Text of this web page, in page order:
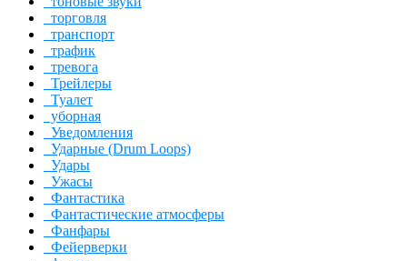
торговля
транспорт
трафик
тревога
Трейлеры
Туалет
уборная
Уведомления
Ударные (Drum Loops)
Удары
Ужасы
Фантастика
Фантастические атмосферы
Фанфары
Фейерверки